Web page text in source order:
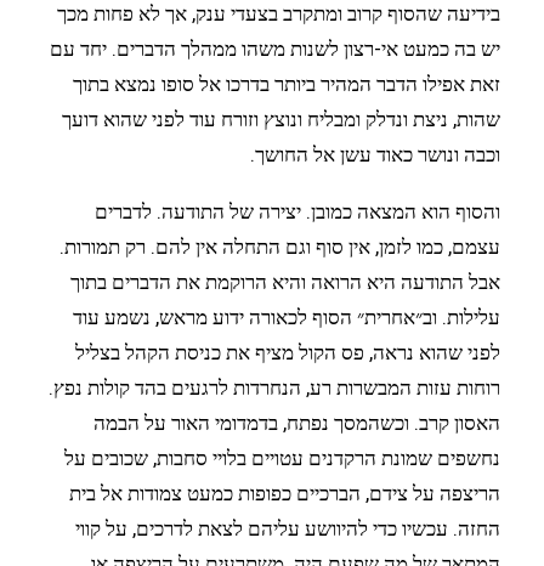
בידיעה שהסוף קרוב ומתקרב בצעדי ענק, אך לא פחות מכך
יש בה כמעט אי-רצון לשנות משהו ממהלך הדברים. יחד עם
זאת אפילו הדבר המהיר ביותר בדרכו אל סופו נמצא בתוך
שהות, ניצת ונדלק ומבליח ונוצץ וזורח עוד לפני שהוא דועך
וכבה ונושר כאוד עשן אל החושך.
והסוף הוא המצאה כמובן. יצירה של התודעה. לדברים
עצמם, כמו לזמן, אין סוף וגם התחלה אין להם. רק תמורות.
אבל התודעה היא הרואה והיא הרוקמת את הדברים בתוך
עלילות. וב״אחרית״ הסוף לכאורה ידוע מראש, נשמע עוד
לפני שהוא נראה, פס הקול מציף את כניסת הקהל בצליל
רוחות עזות המבשרות רע, הנחרדות לרגעים בהד קולות נפץ.
האסון קרב. וכשהמסך נפתח, בדמדומי האור על הבמה
נחשפים שמונת הרקדנים עטויים בלויי סחבות, שכובים על
הריצפה על צידם, הברכיים כפופות כמעט צמודות אל בית
החזה. עכשיו כדי להיוושע עליהם לצאת לדרכים, על קווי